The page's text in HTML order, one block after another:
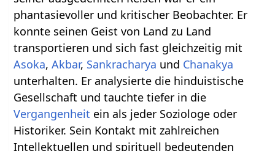
phantasievoller und kritischer Beobachter. Er
konnte seinen Geist von Land zu Land
transportieren und sich fast gleichzeitig mit
Asoka,Akbar, Sankracharya und Chanakya
unterhalten. Er analysierte die hinduistische
Gesellschaft und tauchte tiefer in die
Vergangenheit ein als jeder Soziologe oder
Historiker. Sein Kontakt mit zahlreichen
Intellektuellen und spirituell bedeutenden